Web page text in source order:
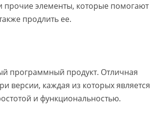
прочие элементы, которые помогают
продлить ее.
программный продукт. Отличная
версии, каждая из которых является
и функциональностью.